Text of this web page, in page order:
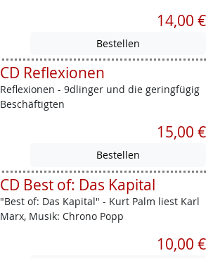
14,00 €
CD Reflexionen
Reflexionen - 9dlinger und die geringfügig
Beschäftigten
15,00 €
CD Best of: Das Kapital
"Best of: Das Kapital" - Kurt Palm liest Karl
Marx, Musik: Chrono Popp
10,00 €